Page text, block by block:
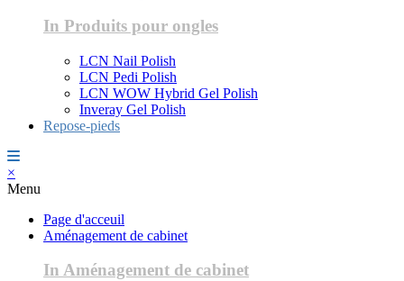
In Produits pour ongles
LCN Nail Polish
LCN Pedi Polish
LCN WOW Hybrid Gel Polish
Inveray Gel Polish
Repose-pieds
×
Menu
Page d'acceuil
Aménagement de cabinet
In Aménagement de cabinet